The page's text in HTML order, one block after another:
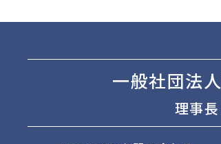
一般社団法
理事